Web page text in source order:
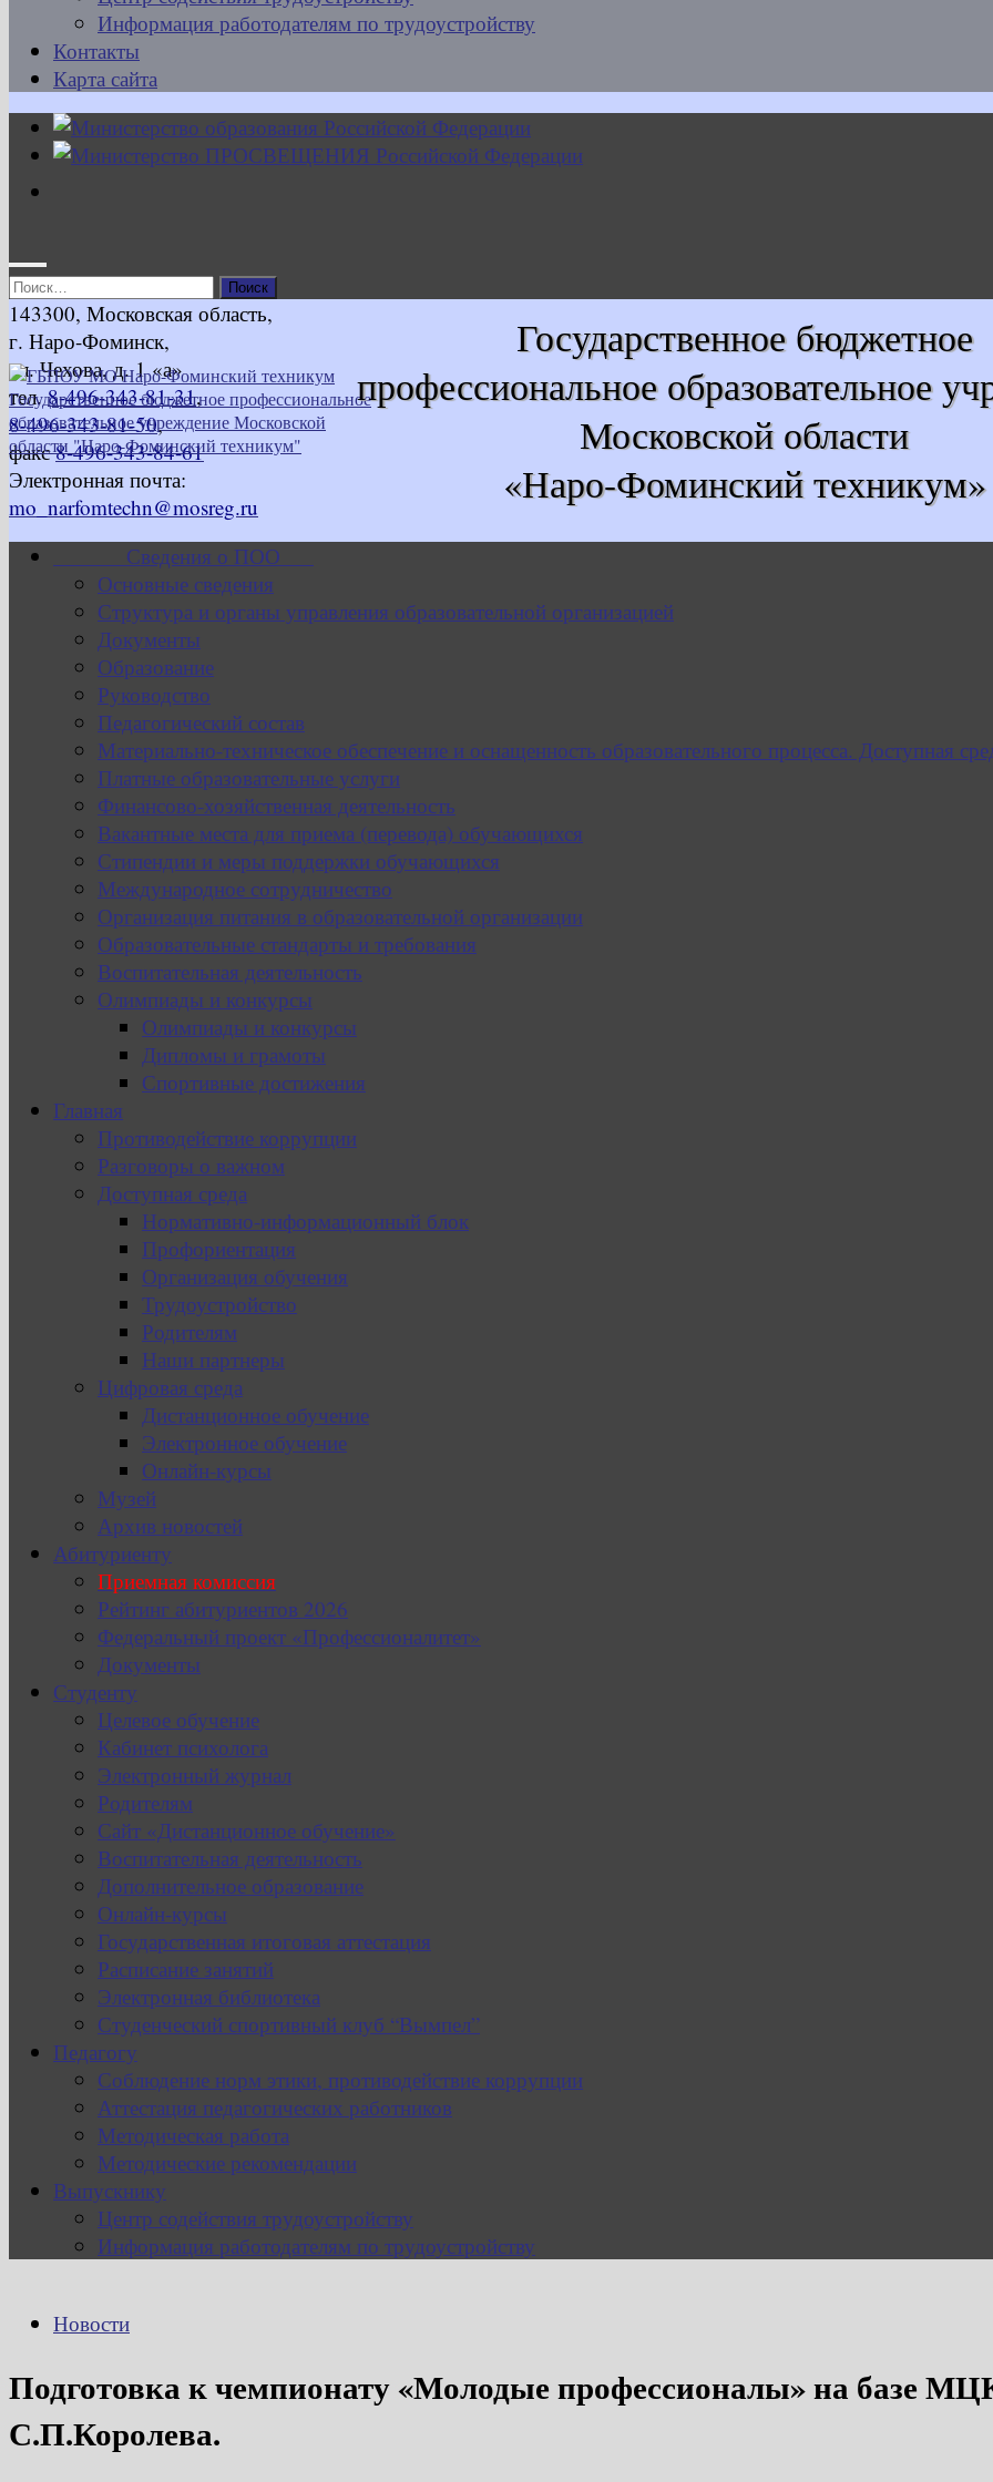
Информация работодателям по трудоустройству
Контакты
Карта сайта
Найти:
Государственное бюджетное
профессиональное образовательное
Московской области
«Наро-Фоминский техникум»
143300, Московская область,
г. Наро-Фоминск,
ул. Чехова, д. 1 «а»
тел.8-496-343-81-31,
8-496-343-81-50,
факс8-496-343-84-61
Электронная почта:
mo_narfomtechn@mosreg.ru
Сведения о ПОО
Основные сведения
Структура и органы управления образовательной организацией
Документы
Образование
Руководство
Педагогический состав
Материально-техническое обеспечение и оснащенность образовательного процесса. Доступная
Платные образовательные услуги
Финансово-хозяйственная деятельность
Вакантные места для приема (перевода) обучающихся
Стипендии и меры поддержки обучающихся
Международное сотрудничество
Организация питания в образовательной организации
Образовательные стандарты и требования
Воспитательная деятельность
Олимпиады и конкурсы
Олимпиады и конкурсы
Дипломы и грамоты
Спортивные достижения
Главная
Противодействие коррупции
Разговоры о важном
Доступная среда
Нормативно-информационный блок
Профориентация
Организация обучения
Трудоустройство
Родителям
Наши партнеры
Цифровая среда
Дистанционное обучение
Электронное обучение
Онлайн-курсы
Музей
Архив новостей
Абитуриенту
Приемная комиссия
Рейтинг абитуриентов 2026
Федеральный проект «Профессионалитет»
Документы
Студенту
Целевое обучение
Кабинет психолога
Электронный журнал
Родителям
Сайт «Дистанционное обучение»
Воспитательная деятельность
Дополнительное образование
Онлайн-курсы
Государственная итоговая аттестация
Расписание занятий
Электронная библиотека
Студенческий спортивный клуб “Вымпел”
Педагогу
Соблюдение норм этики, противодействие коррупции
Аттестация педагогических работников
Методическая работа
Методические рекомендации
Выпускнику
Центр содействия трудоустройству
Информация работодателям по трудоустройству
Новости
Подготовка к чемпионату «Молодые профессионалы» на базе
С.П.Королева.